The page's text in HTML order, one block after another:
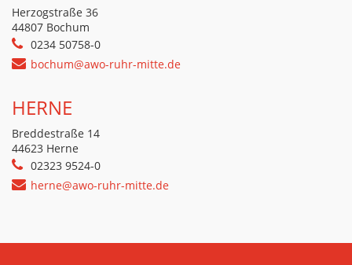
Herzogstraße 36
44807 Bochum
0234 50758-0
bochum@awo-ruhr-mitte.de
HERNE
Breddestraße 14
44623 Herne
02323 9524-0
herne@awo-ruhr-mitte.de